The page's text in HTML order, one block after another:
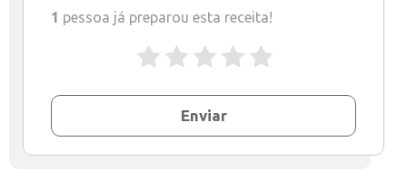
1 pessoa já preparou esta receita!
Enviar